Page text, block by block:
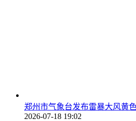
郑州市气象台发布雷暴大风黄
2026-07-18 19:02